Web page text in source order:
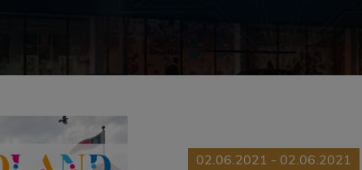
02.06.2021 - 02.06.2021